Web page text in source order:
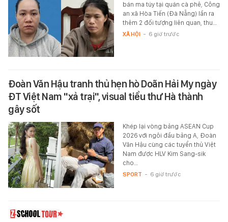
bán ma túy tại quán cà phê, Công
an xã Hòa Tiến (Đà Nẵng) lần ra
thêm 2 đối tượng liên quan, thu…
XÃ HỘI - 6 giờ trước
Đoàn Văn Hậu tranh thủ hẹn hò Doãn Hải My ngày
ĐT Việt Nam "xả trại", visual tiểu thư Hà thành
gây sốt
Khép lại vòng bảng ASEAN Cup
2026 với ngôi đầu bảng A, Đoàn
Văn Hậu cùng các tuyển thủ Việt
Nam được HLV Kim Sang-sik
cho…
SPORT - 6 giờ trước